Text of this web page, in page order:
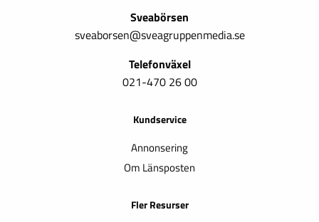
Sveabörsen
sveaborsen@sveagruppenmedia.se
Telefonväxel
021-470 26 00
Kundservice
Annonsering
Om Länsposten
Fler Resurser